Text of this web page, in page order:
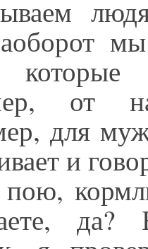
которые
от
для
и
да?